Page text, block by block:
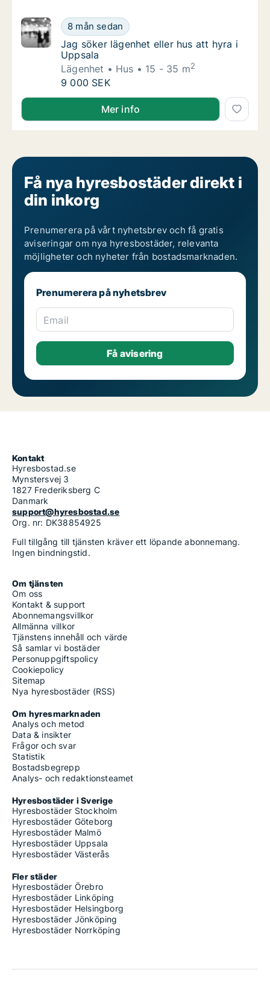
Jag söker lägenhet eller hus att hyra i
8 mån sedan
Jag söker lägenhet eller hus att hyra i
Jag söker lägenhet eller hus att hyra i
Uppsala
Lägenhet
Hus 15 - 35 m2
Jag söker lägenhet eller hus att hyra i
9 000 SEK
Jag söker lägenhet eller hus att hyra i Uppsala
Mer info
Få nya hyresbostäder direkt i
din inkorg
Prenumerera på vårt nyhetsbrev och få gratis
aviseringar om nya hyresbostäder, relevanta
möjligheter och nyheter från bostadsmarknaden.
Prenumerera på nyhetsbrev
Email
Kontakt
Hyresbostad.se
Mynstersvej 3
1827 Frederiksberg C
Danmark
support@hyresbostad.se
Org. nr: DK38854925
Full tillgång till tjänsten kräver ett löpande abonnemang.
Ingen bindningstid.
Om tjänsten
Om oss
Kontakt & support
Abonnemangsvillkor
Allmänna villkor
Tjänstens innehåll och värde
Så samlar vi bostäder
Personuppgiftspolicy
Cookiepolicy
Sitemap
Nya hyresbostäder (RSS)
Om hyresmarknaden
Analys och metod
Data & insikter
Frågor och svar
Statistik
Bostadsbegrepp
Analys- och redaktionsteamet
Hyresbostäder i Sverige
Hyresbostäder Stockholm
Hyresbostäder Göteborg
Hyresbostäder Malmö
Hyresbostäder Uppsala
Hyresbostäder Västerås
Fler städer
Hyresbostäder Örebro
Hyresbostäder Linköping
Hyresbostäder Helsingborg
Hyresbostäder Jönköping
Hyresbostäder Norrköping